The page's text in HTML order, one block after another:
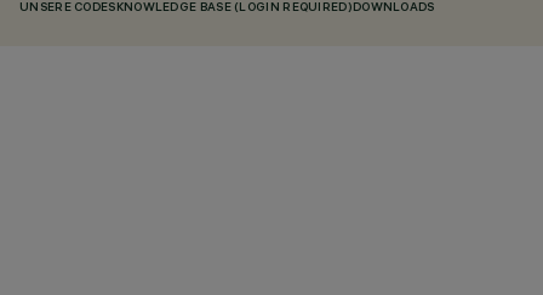
UNSERE CODES KNOWLEDGE BASE (LOGIN REQUIRED) DOWNLOADS